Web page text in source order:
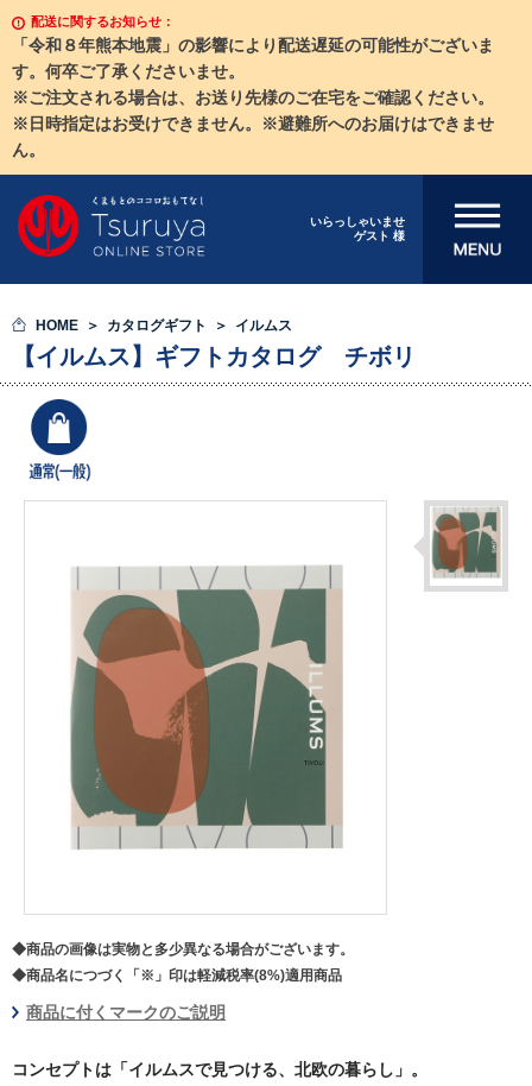
配送に関するお知らせ：
「令和８年熊本地震」の影響により配送遅延の可能性がございま
す。何卒ご了承くださいませ。
※ご注文される場合は、お送り先様のご在宅をご確認ください。
※日時指定はお受けできません。※避難所へのお届けはできませ
ん。
いらっしゃいませ
ゲスト 様
メニューを開
HOME カタログギフト イルムス
【イルムス】ギフトカタログ チボリ
◆商品の画像は実物と多少異なる場合がございます。
◆商品名につづく「※」印は軽減税率(8%)適用商品
商品に付くマークのご説明
コンセプトは「イルムスで見つける、北欧の暮らし」。